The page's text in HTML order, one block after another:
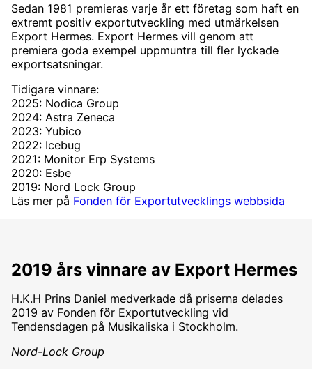
Sedan 1981 premieras varje år ett företag som haft en
extremt positiv exportutveckling med utmärkelsen
Export Hermes. Export Hermes vill genom att
premiera goda exempel uppmuntra till fler lyckade
exportsatsningar.
Tidigare vinnare:
2025: Nodica Group
2024: Astra Zeneca
2023: Yubico
2022: Icebug
2021: Monitor Erp Systems
2020: Esbe
2019: Nord Lock Group
Läs mer på Fonden för Exportutvecklings webbsida
2019 års vinnare av Export Hermes
H.K.H Prins Daniel medverkade då priserna delades
2019 av Fonden för Exportutveckling vid
Tendensdagen på Musikaliska i Stockholm.
Nord-Lock Group